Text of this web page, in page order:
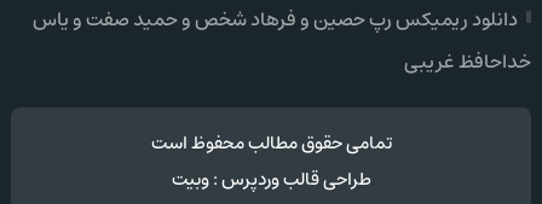
دانلود ریمیکس رپ حصین و فرهاد شخص و حمید صفت و یاس
خداحافظ غریبی
تمامی حقوق مطالب محفوظ است
طراحی قالب وردپرس:وبیت